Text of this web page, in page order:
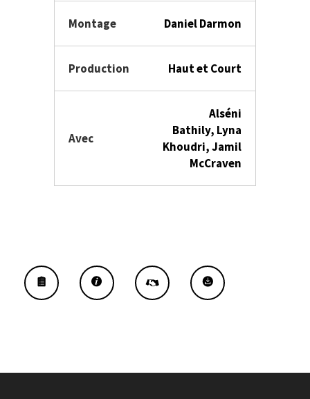
Montage Daniel Darmon
Production Haut et Court
Avec
Alséni
Bathily, Lyna
Khoudri, Jamil
McCraven